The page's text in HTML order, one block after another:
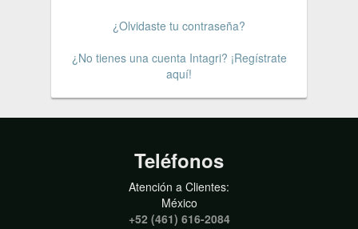
¿Olvidaste tu contraseña?
¿No tienes una cuenta Intagri? ¡Regístrate
aquí!
Teléfonos
Atención a Clientes:
México
+52 (461) 616-2084